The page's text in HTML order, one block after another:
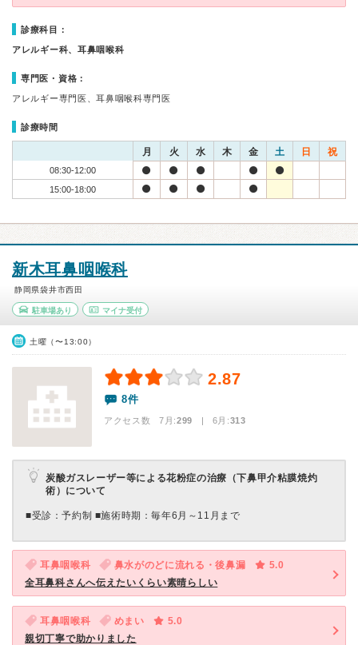
診療科目：
アレルギー科、耳鼻咽喉科
専門医・資格：
アレルギー専門医、耳鼻咽喉科専門医
診療時間
月 火 水 木 金 土 日 祝
08:30-12:00
15:00-18:00
新木耳鼻咽喉科
静岡県袋井市西田
駐車場あり マイナ受付
土曜（〜13:00）
2.87
8件
アクセス数 7月:299 | 6月:313
炭酸ガスレーザー等による花粉症の治療（下鼻甲介粘膜焼灼
術）について
■受診：予約制 ■施術時期：毎年6月～11月まで
耳鼻咽喉科 鼻水がのどに流れる・後鼻漏
5.0
全耳鼻科さんへ伝えたいくらい素晴らしい
耳鼻咽喉科 めまい
5.0
親切丁寧で助かりました